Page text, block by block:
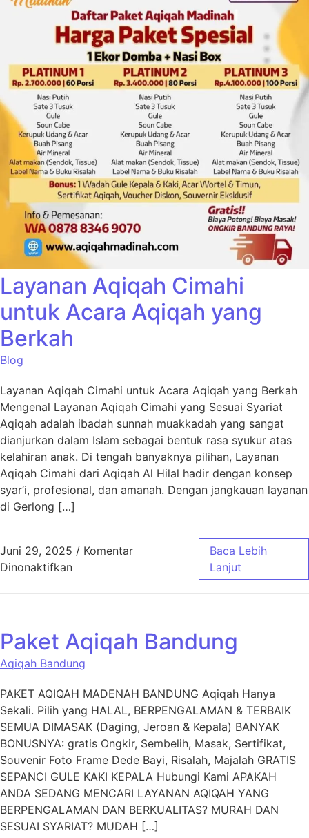
Layanan Aqiqah Cimahi
untuk Acara Aqiqah yang
Berkah
Blog
Layanan Aqiqah Cimahi untuk Acara Aqiqah yang Berkah
Mengenal Layanan Aqiqah Cimahi yang Sesuai Syariat
Aqiqah adalah ibadah sunnah muakkadah yang sangat
dianjurkan dalam Islam sebagai bentuk rasa syukur atas
kelahiran anak. Di tengah banyaknya pilihan, Layanan
Aqiqah Cimahi dari Aqiqah Al Hilal hadir dengan konsep
syar’i, profesional, dan amanah. Dengan jangkauan layanan
di Gerlong […]
Juni 29, 2025 / Komentar
Dinonaktifkanpada Layanan Aqiqah Cimahi untuk Acara
Baca Lebih
Lanjut
Paket Aqiqah Bandung
Aqiqah Bandung
PAKET AQIQAH MADENAH BANDUNG Aqiqah Hanya
Sekali. Pilih yang HALAL, BERPENGALAMAN & TERBAIK
SEMUA DIMASAK (Daging, Jeroan & Kepala) BANYAK
BONUSNYA: gratis Ongkir, Sembelih, Masak, Sertifikat,
Souvenir Foto Frame Dede Bayi, Risalah, Majalah GRATIS
SEPANCI GULE KAKI KEPALA Hubungi Kami APAKAH
ANDA SEDANG MENCARI LAYANAN AQIQAH YANG
BERPENGALAMAN DAN BERKUALITAS? MURAH DAN
SESUAI SYARIAT? MUDAH […]